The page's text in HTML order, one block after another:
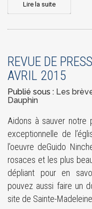
Lire la suite
REVUE DE
AVRIL 2015
Publié sous : Les
Dauphin
Aidons à sauver notre
exceptionnelle de
l’oeuvre deGuido
rosaces et les plus
dépliant pour en
pouvez aussi faire un
site de Sainte-